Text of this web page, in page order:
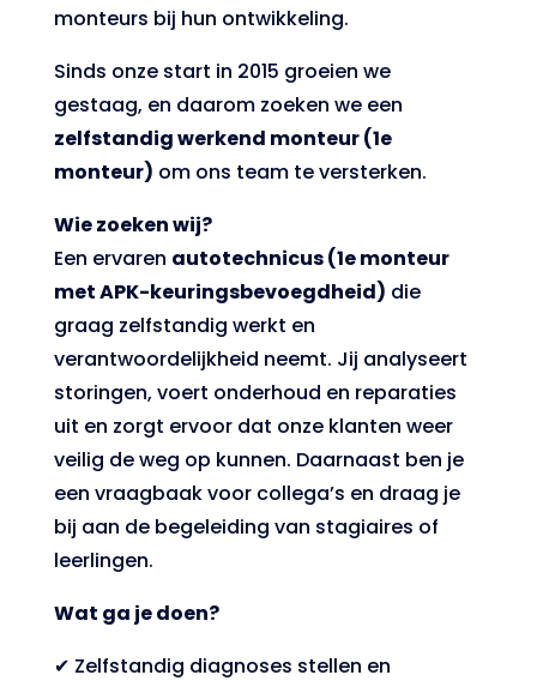
monteurs bij hun ontwikkeling.
Sinds onze start in 2015 groeien we
gestaag, en daarom zoeken we een
zelfstandig werkend monteur (1e
monteur) om ons team te versterken.
Wie zoeken wij?
Een ervaren autotechnicus (1e monteur
met APK-keuringsbevoegdheid) die
graag zelfstandig werkt en
verantwoordelijkheid neemt. Jij analyseert
storingen, voert onderhoud en reparaties
uit en zorgt ervoor dat onze klanten weer
veilig de weg op kunnen. Daarnaast ben je
een vraagbaak voor collega’s en draag je
bij aan de begeleiding van stagiaires of
leerlingen.
Wat ga je doen?
✔ Zelfstandig diagnoses stellen en